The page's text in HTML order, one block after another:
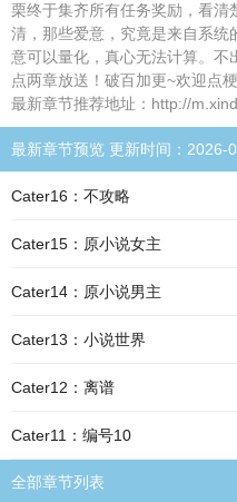
栗终于集齐所有任务奖励，看清
清，那些爱意，究竟是来自系统
意可以量化，真心无法计算。
点两章放送！破百加更~欢迎点梗
最新章节推荐地址：http://
最新章节预览 更新时间：2026-
Cater16：不攻略
Cater15：原小说女主
Cater14：原小说男主
Cater13：小说世界
Cater12：离谱
Cater11：编号10
全部章节列表